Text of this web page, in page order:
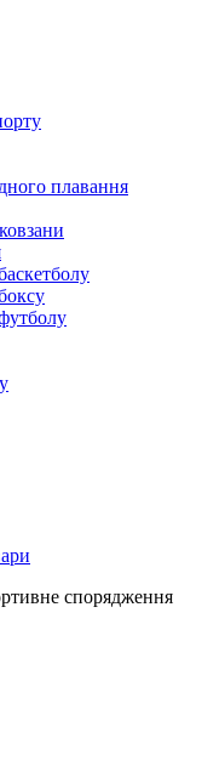
плавання
спорядження